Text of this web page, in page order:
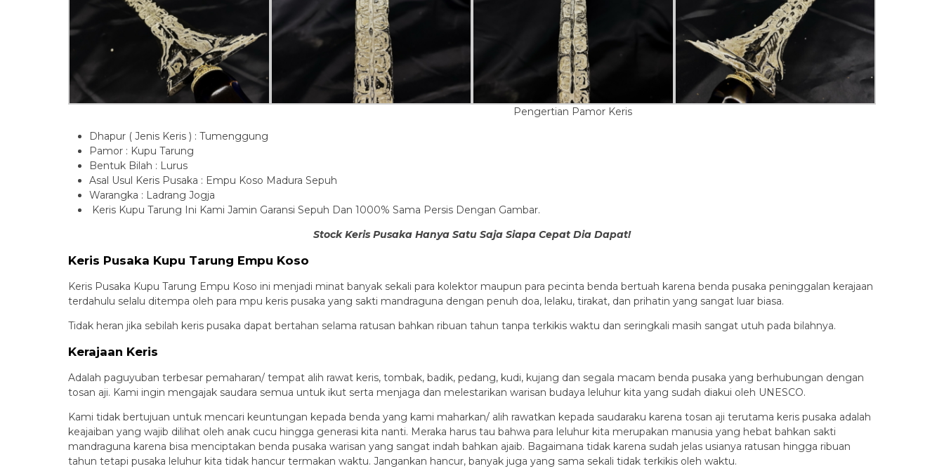
Pengertian Pamor Keris
Dhapur ( Jenis Keris ) : Tumenggung
Pamor : Kupu Tarung
Bentuk Bilah : Lurus
Asal Usul Keris Pusaka : Empu Koso Madura Sepuh
Warangka : Ladrang Jogja
Keris Kupu Tarung Ini Kami Jamin Garansi Sepuh Dan 1000% Sama Persis Dengan Gambar.
Stock Keris Pusaka Hanya Satu Saja Siapa Cepat Dia Dapat!
Keris Pusaka Kupu Tarung Empu Koso
Keris Pusaka Kupu Tarung Empu Koso ini menjadi minat banyak sekali para kolektor maupun para pecinta benda bertuah karena benda pusaka peninggalan kerajaan
terdahulu selalu ditempa oleh para mpu keris pusaka yang sakti mandraguna dengan penuh doa, lelaku, tirakat, dan prihatin yang sangat luar biasa.
Tidak heran jika sebilah keris pusaka dapat bertahan selama ratusan bahkan ribuan tahun tanpa terkikis waktu dan seringkali masih sangat utuh pada bilahnya.
Kerajaan Keris
Adalah paguyuban terbesar pemaharan/ tempat alih rawat keris, tombak, badik, pedang, kudi, kujang dan segala macam benda pusaka yang berhubungan dengan
tosan aji. Kami ingin mengajak saudara semua untuk ikut serta menjaga dan melestarikan warisan budaya leluhur kita yang sudah diakui oleh UNESCO.
Kami tidak bertujuan untuk mencari keuntungan kepada benda yang kami maharkan/ alih rawatkan kepada saudaraku karena tosan aji terutama keris pusaka adalah
keajaiban yang wajib dilihat oleh anak cucu hingga generasi kita nanti. Meraka harus tau bahwa para leluhur kita merupakan manusia yang hebat bahkan sakti
mandraguna karena bisa menciptakan benda pusaka warisan yang sangat indah bahkan ajaib. Bagaimana tidak karena sudah jelas usianya ratusan hingga ribuan
tahun tetapi pusaka leluhur kita tidak hancur termakan waktu. Jangankan hancur, banyak juga yang sama sekali tidak terkikis oleh waktu.